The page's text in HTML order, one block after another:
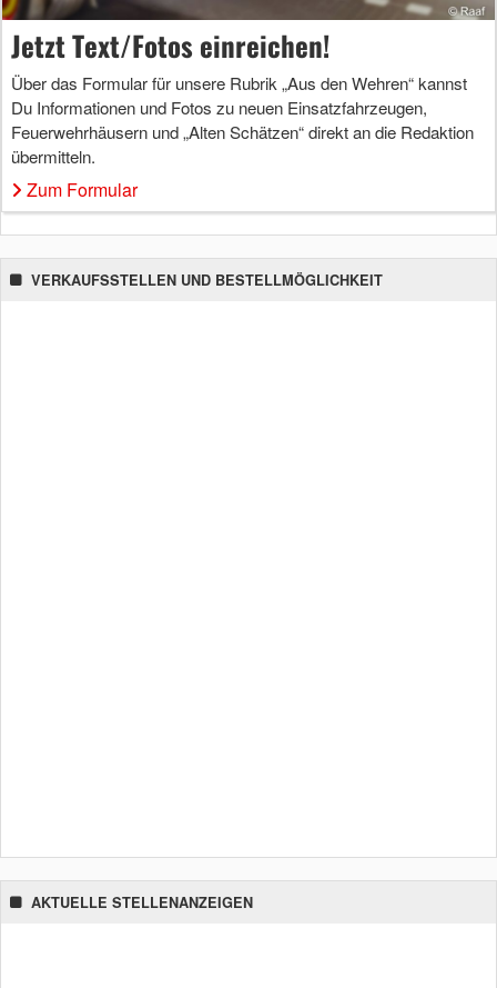
Jetzt Text/Fotos einreichen!
Über das Formular für unsere Rubrik „Aus den Wehren“ kannst
Du Informationen und Fotos zu neuen Einsatzfahrzeugen,
Feuerwehrhäusern und „Alten Schätzen“ direkt an die Redaktion
übermitteln.
Zum Formular
VERKAUFSSTELLEN UND BESTELLMÖGLICHKEIT
AKTUELLE STELLENANZEIGEN